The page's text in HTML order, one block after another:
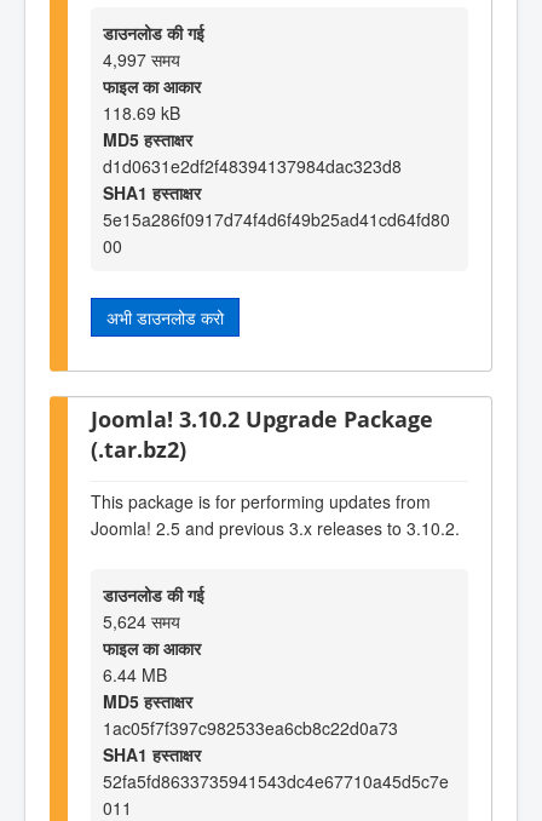
डाउनलोड की गई
4,997 समय
फाइल का आकार
118.69 kB
MD5 हस्ताक्षर
d1d0631e2df2f48394137984dac323d8
SHA1 हस्ताक्षर
5e15a286f0917d74f4d6f49b25ad41cd64fd80
00
अभी डाउनलोड करो
Joomla! 3.10.2 Upgrade Package
(.tar.bz2)
This package is for performing updates from
Joomla! 2.5 and previous 3.x releases to 3.10.2.
डाउनलोड की गई
5,624 समय
फाइल का आकार
6.44 MB
MD5 हस्ताक्षर
1ac05f7f397c982533ea6cb8c22d0a73
SHA1 हस्ताक्षर
52fa5fd8633735941543dc4e67710a45d5c7e
011